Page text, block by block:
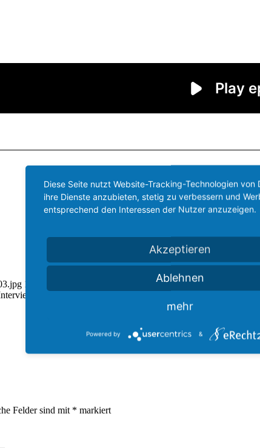
1400 https://howtofreizeitpark.de/wp-
with Andreas Veilstrup Andersen – CEO Liseberg (engl.)
Felder sind mit * markiert
Diese Seite nutzt Website-Tracking-Technologien von
ihre Dienste anzubieten, stetig zu verbessern und
entsprechend den Interessen der Nutzer anzuzeigen.
Akzeptieren
Ablehnen
mehr
Powered by &